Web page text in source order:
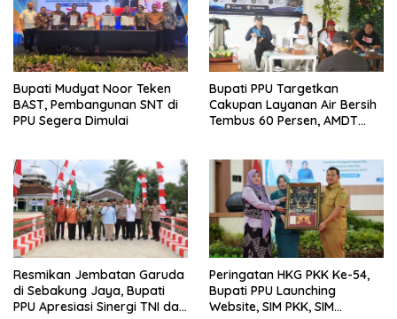
Bupati Mudyat Noor Teken
BAST, Pembangunan SNT di
PPU Segera Dimulai
Bupati PPU Targetkan
Cakupan Layanan Air Bersih
Tembus 60 Persen, AMDT
Resmikan Jembatan Garuda
di Sebakung Jaya, Bupati
PPU Apresiasi Sinergi TNI dan
Peringatan HKG PKK Ke-54,
Bupati PPU Launching
Website, SIM PKK, SIM